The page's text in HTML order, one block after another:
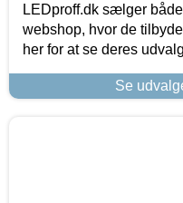
LEDproff.dk sælger
webshop, hvor de
her for at se deres
Se